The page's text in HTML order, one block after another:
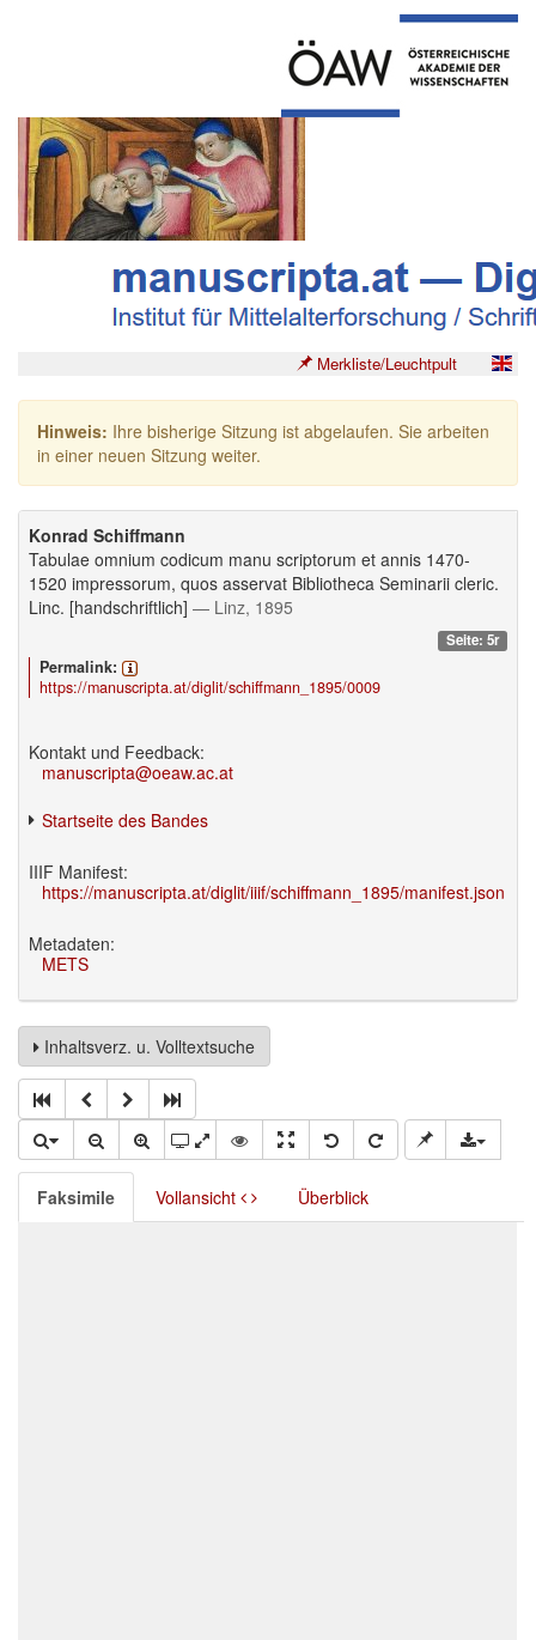
Merkliste/Leuchtpult
Hinweis: Ihre bisherige Sitzung ist abgelaufen. Sie arbeiten
in einer neuen Sitzung weiter.
Konrad Schiffmann
Tabulae omnium codicum manu scriptorum et annis 1470-
1520 impressorum, quos asservat Bibliotheca Seminarii cleric.
Linc. [handschriftlich] — Linz, 1895
Seite: 5r
Permalink:
https://manuscripta.at/diglit/schiffmann_1895/0009
Kontakt und Feedback:
manuscripta@oeaw.ac.at
Startseite des Bandes
IIIF Manifest:
https://manuscripta.at/diglit/iiif/schiffmann_1895/manifest.json
Metadaten:
METS
Inhaltsverz. u. Volltextsuche
Faksimile Vollansicht Überblick